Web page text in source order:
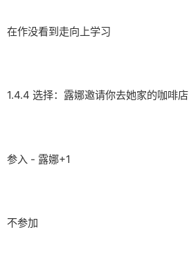
在作没看到走向上学习
1.4.4 选择：露娜邀请你去她家的咖啡店
参入 - 露娜+1
不参加